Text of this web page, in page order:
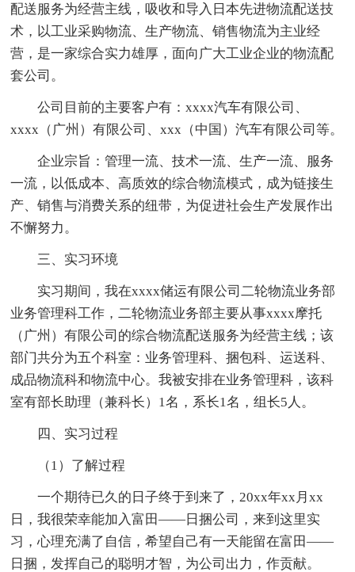
配送服务为经营主线，吸收和导入日本先进物流配送技
术，以工业采购物流、生产物流、销售物流为主业经
营，是一家综合实力雄厚，面向广大工业企业的物流配
套公司。
公司目前的主要客户有：xxxx汽车有限公司、
xxxx（广州）有限公司、xxx（中国）汽车有限公司等。
企业宗旨：管理一流、技术一流、生产一流、服务
一流，以低成本、高质效的综合物流模式，成为链接生
产、销售与消费关系的纽带，为促进社会生产发展作出
不懈努力。
三、实习环境
实习期间，我在xxxx储运有限公司二轮物流业务部
业务管理科工作，二轮物流业务部主要从事xxxx摩托
（广州）有限公司的综合物流配送服务为经营主线；该
部门共分为五个科室：业务管理科、捆包科、运送科、
成品物流科和物流中心。我被安排在业务管理科，该科
室有部长助理（兼科长）1名，系长1名，组长5人。
四、实习过程
（1）了解过程
一个期待已久的日子终于到来了，20xx年xx月xx
日，我很荣幸能加入富田——日捆公司，来到这里实
习，心理充满了自信，希望自己有一天能留在富田——
日捆，发挥自己的聪明才智，为公司出力，作贡献。